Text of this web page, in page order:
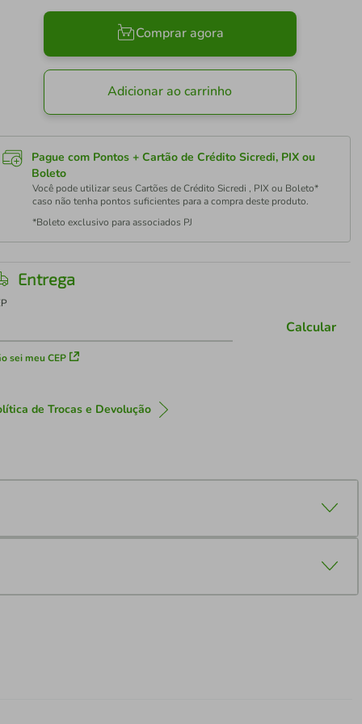
Comprar agora
Adicionar ao carrinho
Pague com Pontos + Cartão de Crédito Sicredi, PIX ou
Boleto
Você pode utilizar seus Cartões de Crédito Sicredi , PIX ou Boleto*
caso não tenha pontos suficientes para a compra deste produto.
*Boleto exclusivo para associados PJ
Entrega
sei meu CEP
Calcular
de Trocas e Devolução